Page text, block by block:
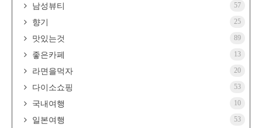
남성뷰티 57
향기 25
맛있는것 89
좋은카페 13
라면을먹자 20
다이소쇼핑 53
국내여행 10
일본여행 53